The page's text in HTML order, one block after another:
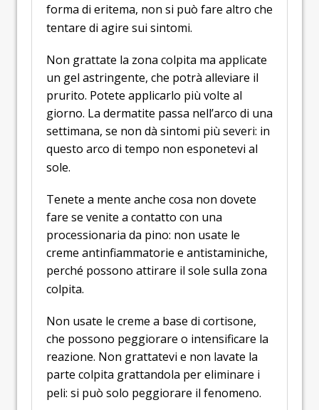
forma di eritema, non si può fare altro che
tentare di agire sui sintomi.
Non grattate la zona colpita ma applicate
un gel astringente, che potrà alleviare il
prurito. Potete applicarlo più volte al
giorno. La dermatite passa nell’arco di una
settimana, se non dà sintomi più severi: in
questo arco di tempo non esponetevi al
sole.
Tenete a mente anche cosa non dovete
fare se venite a contatto con una
processionaria da pino: non usate le
creme antinfiammatorie e antistaminiche,
perché possono attirare il sole sulla zona
colpita.
Non usate le creme a base di cortisone,
che possono peggiorare o intensificare la
reazione. Non grattatevi e non lavate la
parte colpita grattandola per eliminare i
peli: si può solo peggiorare il fenomeno.